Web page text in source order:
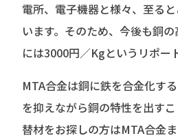
電所、電子機器と様々、至る
います。そのため、今後も銅
には3000円／Kgというリポー
MTA合金は銅に鉄を合金化す
を抑えながら銅の特性を出す
替材をお探しの方はMTA合金ま